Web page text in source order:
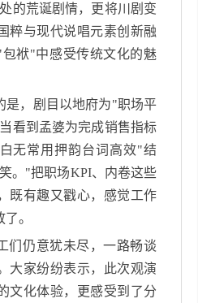
的荒诞剧情，更将川剧变
粹与现代说唱元素创新融
包袱"中感受传统文化的魅
是，剧目以地府为"职场平
看到孟婆为完成销售指标
无常用押韵台词高效"结
。 "把职场KPI、内卷这些
既有趣又戳心，感觉工作
。
们仍意犹未尽，一路畅谈
大家纷纷表示，此次观演
文化体验，更感受到了分